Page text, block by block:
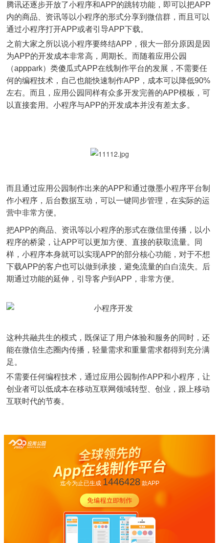
腾讯还逐步开放了小程序和APP的跳转功能，即可以把APP
内的商品、资讯等以小程序的形式分享到微信群，而且可以
通过小程序打开APP或者引导APP下载。
之前大家之所以说小程序要终结APP，很大一部分原因是因
为APP的开发成本非常高，周期长。而随着应用公园
（apppark）类傻瓜式APP在线制作平台的发展，不需要任
何的编程技术，自己也能快速制作APP，成本可以降低90%
左右。而且，应用公园同样有众多开发完善的APP模板，可
以直接套用。小程序与APP的开发成本并没有差太多。
而且通过应用公园制作出来的APP和通过微墨小程序平台制
作小程序，后台数据互动，可以一键同步管理，在实际的运
营中非常方便。
把APP的商品、资讯等以小程序的形式在微信里传播，以小
程序的桥梁，让APP可以更加方便、直接的获取流量。同
样，小程序本身就可以实现APP的部分核心功能，对于不想
下载APP的客户也可以做到承接，避免流量的白白流失。后
期通过功能的延伸，引导客户到APP，非常方便。
这种共融共生的模式，既保证了用户体验和服务的同时，还
能在微信生态圈内传播，轻量需求和重量需求都得到充分满
足。
不需要任何编程技术，通过应用公园制作APP和小程序，让
创业者可以低成本在移动互联网领域转型、创业，跟上移动
互联时代的节奏。
迄今为止已生成 1446428款APP